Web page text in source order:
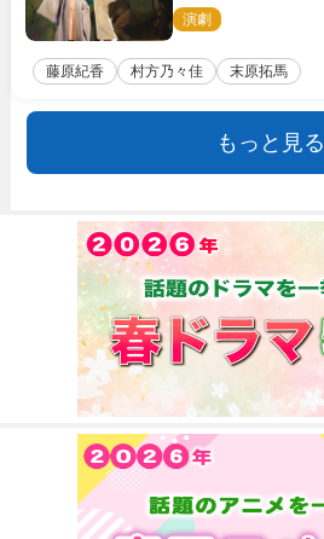
ばなし」劇場開幕
演劇
藤原紀香 村方乃々佳 末原拓馬
もっと見る